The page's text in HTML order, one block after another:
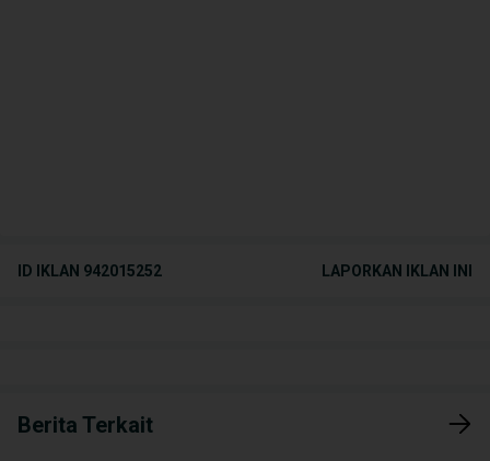
ID IKLAN 942015252 LAPORKAN IKLAN INI
Berita Terkait